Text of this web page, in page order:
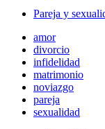
Pareja y
amor
divorcio
infidelidad
matrimonio
noviazgo
pareja
sexualidad